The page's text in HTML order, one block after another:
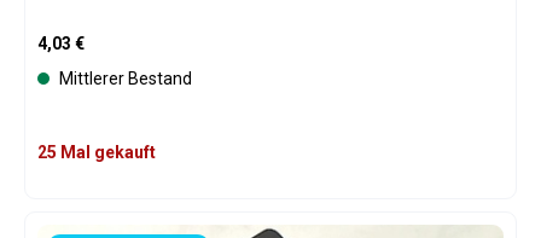
Regulärer Preis:
4,03 €
Mittlerer Bestand
25 Mal gekauft